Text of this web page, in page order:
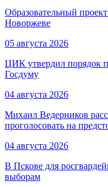
Образовательный
Новоржеве
05 августа 2026
ЦИК утвердил порядок
Госдуму
04 августа 2026
Михаил Ведерников
проголосовать на
04 августа 2026
В Пскове для
выборам